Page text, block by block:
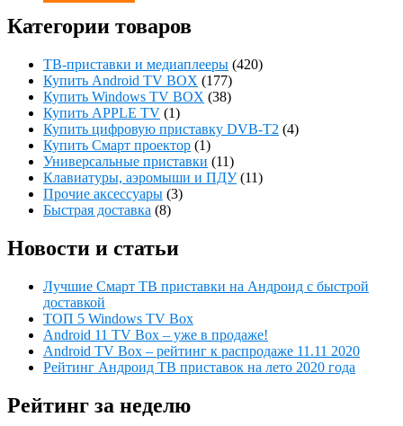
Категории товаров
ТВ-приставки и медиаплееры (420)
Купить Android TV BOX (177)
Купить Windows TV BOX (38)
Купить APPLE TV (1)
Купить цифровую приставку DVB-T2 (4)
Купить Смарт проектор (1)
Универсальные приставки (11)
Клавиатуры, аэромыши и ПДУ (11)
Прочие аксессуары (3)
Быстрая доставка (8)
Новости и статьи
Лучшие Смарт ТВ приставки на Андроид с быстрой
доставкой
ТОП 5 Windows TV Box
Android 11 TV Box – уже в продаже!
Android TV Box – рейтинг к распродаже 11.11 2020
Рейтинг Андроид ТВ приставок на лето 2020 года
Рейтинг за неделю